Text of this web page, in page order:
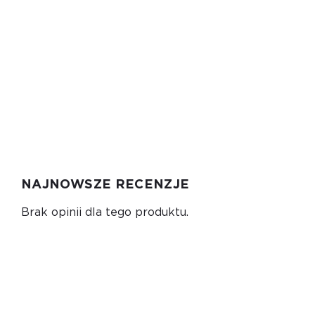
NAJNOWSZE RECENZJE
Brak opinii dla tego produktu.